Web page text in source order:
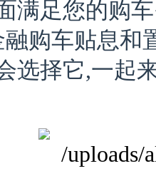
满足您的购
融购车贴息和
选择它,一起